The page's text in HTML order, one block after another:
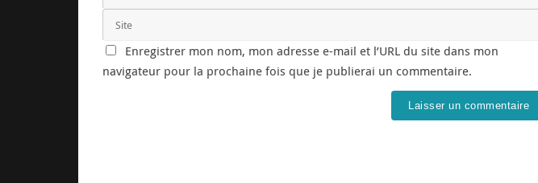
Enregistrer mon nom, mon adresse e-mail et l’URL du site dans mon
navigateur pour la prochaine fois que je publierai un commentaire.